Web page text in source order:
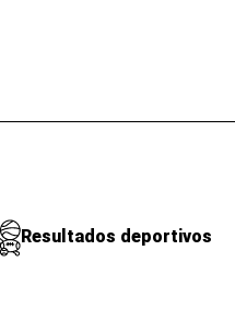
Resultados deportivos